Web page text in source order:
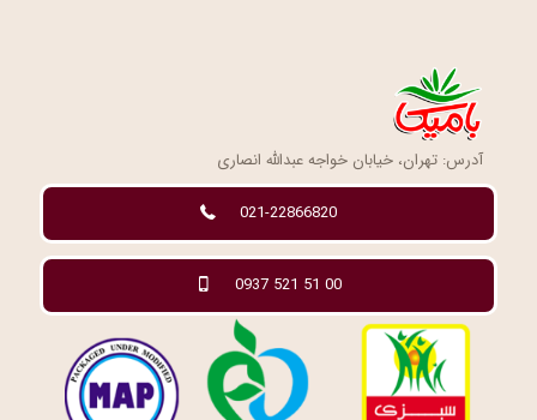
آدرس: تهران، خیابان خواجه عبدالله انصاری
021-22866820
0937 521 51 00